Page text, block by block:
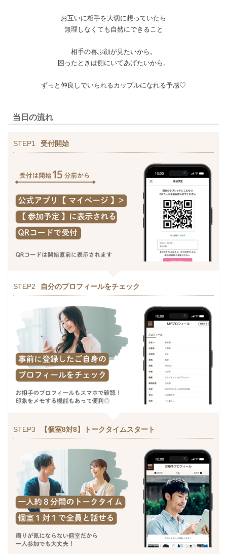
お互いに相手を大切に想っていたら
無理しなくても自然にできること
相手の喜ぶ顔が見たいから。
困ったときは側にいてあげたいから。
ずっと仲良しでいられるカップルになれる予感♡
当日の流れ
STEP1 受付開始
STEP2 自分のプロフィールをチェック
STEP3 【個室8対8】トークタイムスタート